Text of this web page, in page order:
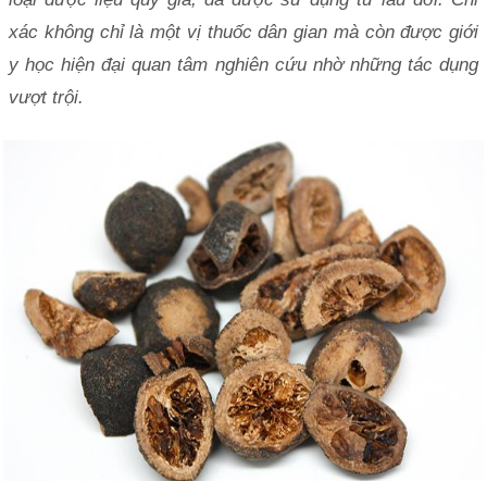
xác không chỉ là một vị thuốc dân gian mà còn được giới
y học hiện đại quan tâm nghiên cứu nhờ những tác dụng
vượt trội.